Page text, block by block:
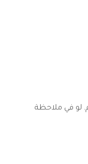
لو في ملاحظة